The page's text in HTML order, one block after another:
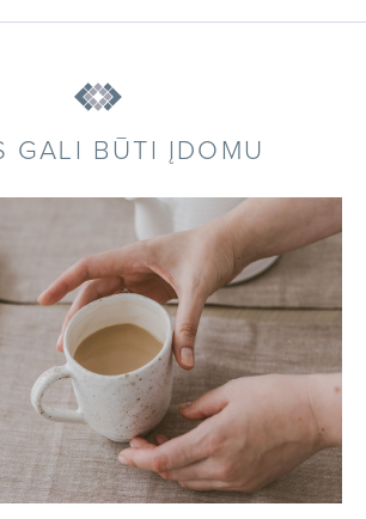
GALI BŪTI ĮDOMU